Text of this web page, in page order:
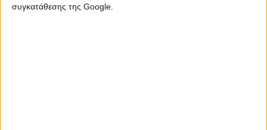
συγκατάθεσης της Google.
Ζυγαριές